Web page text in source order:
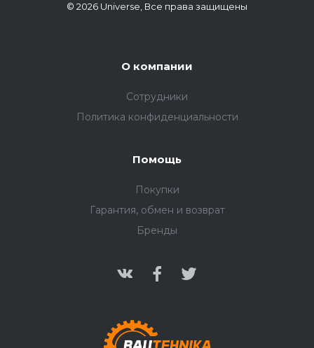
© 2026 Universe, Все права защищены
О компании
Сотрудники
Политика конфиденциальности
Помощь
Покупки
Гарантия, обмен и возврат
Бренды